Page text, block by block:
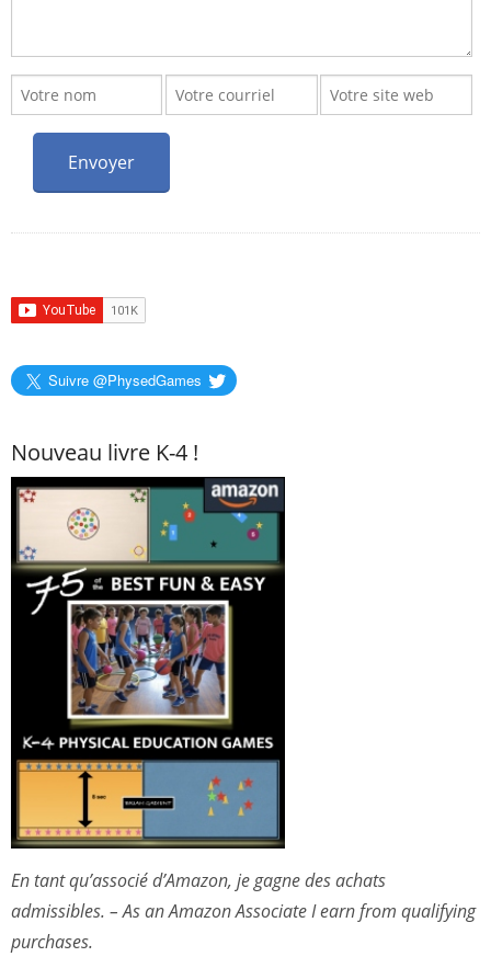
Suivre @PhysedGames
Nouveau livre K-4 !
En tant qu’associé d’Amazon, je gagne des achats
admissibles. – As an Amazon Associate I earn from qualifying
purchases.